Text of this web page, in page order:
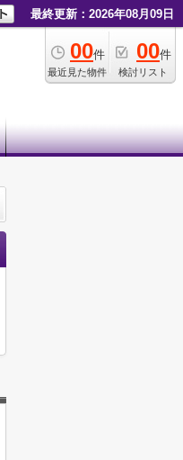
最終更新：2026年08月09日
00件
最近見た物件
00件
検討リスト